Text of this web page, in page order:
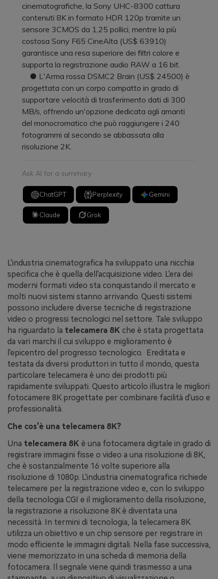
cinematografiche, la Sony UHC-8300 cattura
contenuti 8K in formato HDR 120p tramite un
sensore 3CMOS da 1,25 pollici, mentre la più
costosa Sony F65 CineAlta (US$ 63910)
garantisce una resa superiore dei filtri colore e
supporta la registrazione audio RAW a 16 bit.
● L'Arma rossa DSMC2 Brain (US$ 24500) è
progettata con un corpo compatto in grado di
supportare velocità di trasferimento dati di 300
MB/s, offrendo un'opzione dedicata agli amanti
del monocromatico che può raggiungere i 240
fotogrammi al secondo se abbassata alla
risoluzione 2K.
Ask AI for a summary
ChatGPT Perplexity Gemini
Claude Grok
L'industria cinematografica ha sviluppato una nicchia
specifica che è quella dell'acquisizione video. L'era dei
moderni formati video sta conquistando il mercato e
molti nuovi sistemi stanno arrivando. Questi sistemi
possono includere diverse tecniche di registrazione
video o progressi tecnologici nel settore. Tale sviluppo
ha riguardato la telecamera 8K che è stata progettata
da vari marchi il cui sviluppo e miglioramento è
l'epicentro del progresso tecnologico. Ereditata e
testata da diversi produttori in tutto il mondo, questa
particolare telecamera è uno dei prodotti più
rapidamente sviluppati. Questo articolo illustra le migliori
fotocamere 8K progettate per combinare facilità d'uso e
professionalità.
Che cos'è una telecamera 8K?
Una telecamera 8K è una fotocamera digitale in grado di
registrare immagini fisse o video a una risoluzione di 8K,
che è sostanzialmente 16 volte superiore alla
risoluzione di 1080p. L'industria cinematografica richiede
telecamere per la registrazione video e, con lo sviluppo
della tecnologia CGI e il miglioramento della risoluzione,
la registrazione a risoluzione 8K è diventata una
necessità. In termini di tecnologia, la telecamera 8K
utilizza un obiettivo e un chip sensore per registrare in
modo efficiente le immagini digitali. Nella fase successiva,
viene memorizzato in una scheda di memoria della
fotocamera. Il segnale viene quindi trasmesso a una